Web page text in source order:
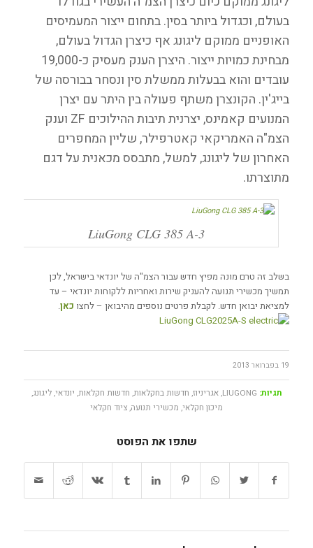
בעולם, וכגדול ביותר בסין. בתחום ייצור המעמיסים
האופניים ממוקם ליגונג אף כיצרן הגדול בעולם,
מבחינת כמויות ייצור. היצרן הענק מעסיק כ-19,000
עובדים והוא בבעלות ממשלת סין ונסחר בבורסה של
בייג'ין. הקונצרן משתף פעולה בין היתר עם יצרן
המנועים קאמינס, יצרנית תיבות ההילוכים ZF וענק
הצמ"ה האמריקאי קאטרפילר, שליין המחפרים
האחרון של ליגונג, למשל, מתבסס מכאנית על דגם
מתוצרתו.
LiuGong CLG 385 A-3
בשלב זה טרם מונה מפיץ חדש עבור הצמ"ה של יונדאי בישראל, לכן
תמשיך מכשירי תנועה להעניק שירות ואחריות ללקוחות יונדאי – עד
למציאת יבואן חדש. לקבלת פרטים נוספים מהיבואן – לחצו כאן.
19 בפברואר 2013
תגיות: LIUGONG
,אגריניוז, חדשות בחקלאות, חדשות חקלאות, יונדאי,ליגונג,
מיכון חקלאי, מכשירי תנועה,ציוד חקלאי
שתפו את הפוסט